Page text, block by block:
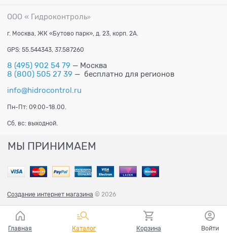
ООО « Гидроконтроль»
г. Москва, ЖК «Бутово парк», д. 23, корп. 2А.
GPS: 55.544343, 37.587260
8 (495) 902 54 79 — Москва
8 (800) 505 27 39 — бесплатно для регионов
info@hidrocontrol.ru
Пн-Пт: 09.00-18.00.
Сб, вс: выходной.
МЫ ПРИНИМАЕМ
Создание интернет магазина © 2026
Главная Каталог Корзина Войти